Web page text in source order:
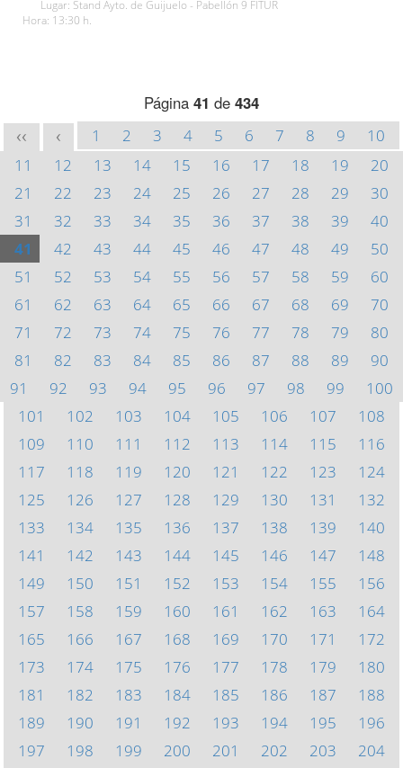
Lugar: Stand Ayto. de Guijuelo - Pabellón 9 FITUR
Hora: 13:30 h.
Página 41 de 434
<< < 1 2 3 4 5 6 7 8 9
10
11
12 13 14 15 16 17 18 19
20
21
22 23 24 25 26 27 28 29
30
31
32 33 34 35 36 37 38 39
40
41
42 43 44 45 46 47 48 49
50
51
52 53 54 55 56 57 58 59
60
61
62 63 64 65 66 67 68 69
70
71
72 73 74 75 76 77 78 79
80
81
82 83 84 85 86 87 88 89
90
91
92 93 94 95 96 97 98 99
100
101
102 103 104 105 106 107
108
109
110 111 112 113 114 115
116
117
118 119 120 121 122 123
124
125
126 127 128 129 130 131
132
133
134 135 136 137 138 139
140
141
142 143 144 145 146 147
148
149
150 151 152 153 154 155
156
157
158 159 160 161 162 163
164
165
166 167 168 169 170 171
172
173
174 175 176 177 178 179
180
181
182 183 184 185 186 187
188
189
190 191 192 193 194 195
196
197
198 199 200 201 202 203 204